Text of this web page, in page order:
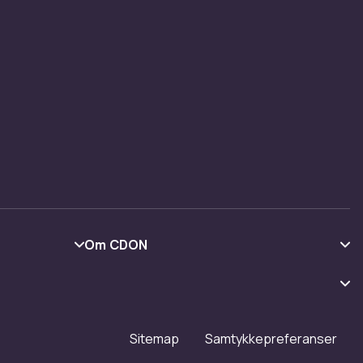
Om CDON
Jobbe på CDON
Sitemap Samtykkepreferanser